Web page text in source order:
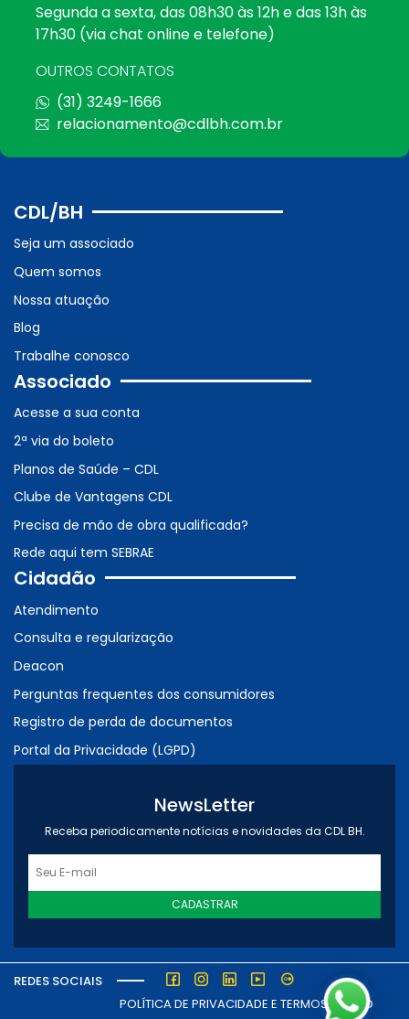
Segunda a sexta, das 08h30 às 12h e das 13h às
17h30 (via chat online e telefone)
OUTROS CONTATOS
(31) 3249-1666
relacionamento@cdlbh.com.br
CDL/BH
Seja um associado
Quem somos
Nossa atuação
Blog
Trabalhe conosco
Associado
Acesse a sua conta
2ª via do boleto
Planos de Saúde – CDL
Clube de Vantagens CDL
Precisa de mão de obra qualificada?
Rede aqui tem SEBRAE
Cidadão
Atendimento
Consulta e regularização
Deacon
Perguntas frequentes dos consumidores
Registro de perda de documentos
Portal da Privacidade (LGPD)
NewsLetter
Receba periodicamente notícias e novidades da CDL BH.
CADASTRAR
REDES SOCIAIS
POLÍTICA DE PRIVACIDADE E TERMOS DE USO